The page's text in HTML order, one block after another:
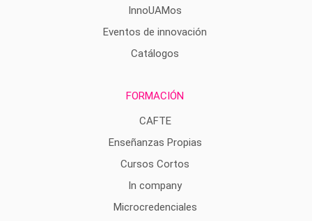
InnoUAMos
Eventos de innovación
Catálogos
FORMACIÓN
CAFTE
Enseñanzas Propias
Cursos Cortos
In company
Microcredenciales